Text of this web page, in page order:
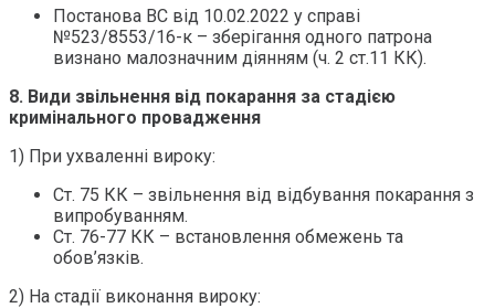
Постанова ВС від 10.02.2022 у справі
№523/8553/16-к – зберігання одного патрона
визнано малозначним діянням (ч. 2 ст.11 КК).
8. Види звільнення від покарання за стадією
кримінального провадження
1) При ухваленні вироку:
Ст. 75 КК – звільнення від відбування покарання з
випробуванням.
Ст. 76-77 КК – встановлення обмежень та
обов’язків.
2) На стадії виконання вироку: